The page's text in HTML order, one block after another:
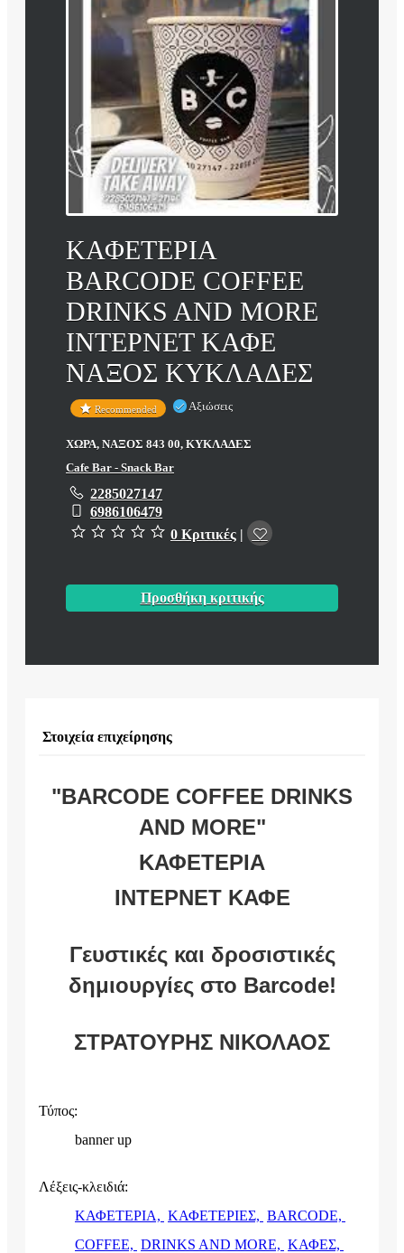
ΚΑΦΕΤΕΡΙΑ
BARCODE COFFEE
DRINKS AND MORE
INTEΡΝΕΤ ΚΑΦΕ
ΝΑΞΟΣ ΚΥΚΛΑΔΕΣ
Recommended Αξιώσεις
ΧΩΡΑ, ΝΑΞΟΣ 843 00, ΚΥΚΛΑΔΕΣ
Cafe Bar - Snack Bar
2285027147
6986106479
0 Κριτικές |
Προσθήκη κριτικής
Στοιχεία επιχείρησης
"BARCODE COFFEE DRINKS
AND MORE"
ΚΑΦΕΤΕΡΙΑ
ΙΝΤΕΡΝΕΤ ΚΑΦΕ
Γευστικές και δροσιστικές
δημιουργίες στο Barcode!
ΣΤΡΑΤΟΥΡΗΣ ΝΙΚΟΛΑΟΣ
Τύπος:
banner up
Λέξεις-κλειδιά:
ΚΑΦΕΤΕΡΙΑ, ΚΑΦΕΤΕΡΙΕΣ, BARCODE,
COFFEE, DRINKS AND MORE, ΚΑΦΕΣ,